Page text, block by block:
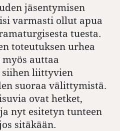
jäsentymisen
varmasti ollut apua
tuesta.
toteutuksen urhea
auttaa
siihen liittyvien
suoraa välittymistä.
ovat hetket,
nyt esitetyn tunteen
sitäkään.